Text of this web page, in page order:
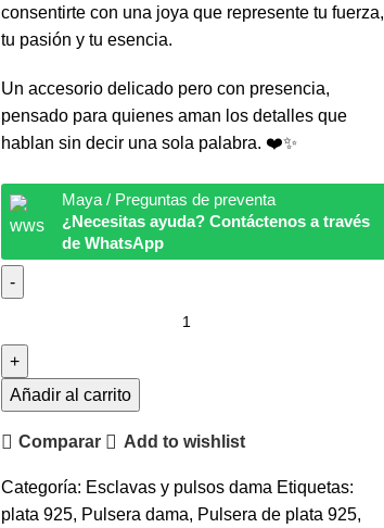
consentirte con una joya que represente tu fuerza,
tu pasión y tu esencia.
Un accesorio delicado pero con presencia,
pensado para quienes aman los detalles que
hablan sin decir una sola palabra. ❤️✨
Maya / Preguntas de preventa
¿Necesitas ayuda? Contáctenos a través
de WhatsApp
plata
925
Carmesí"
Añadir al carrito
Comparar Add to wishlist
Categoría: Esclavas y pulsos dama Etiquetas:
plata 925, Pulsera dama, Pulsera de plata 925,